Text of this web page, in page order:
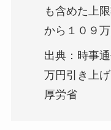
も含めた上
から１０９万
出典：時事
万円引き上
厚労省